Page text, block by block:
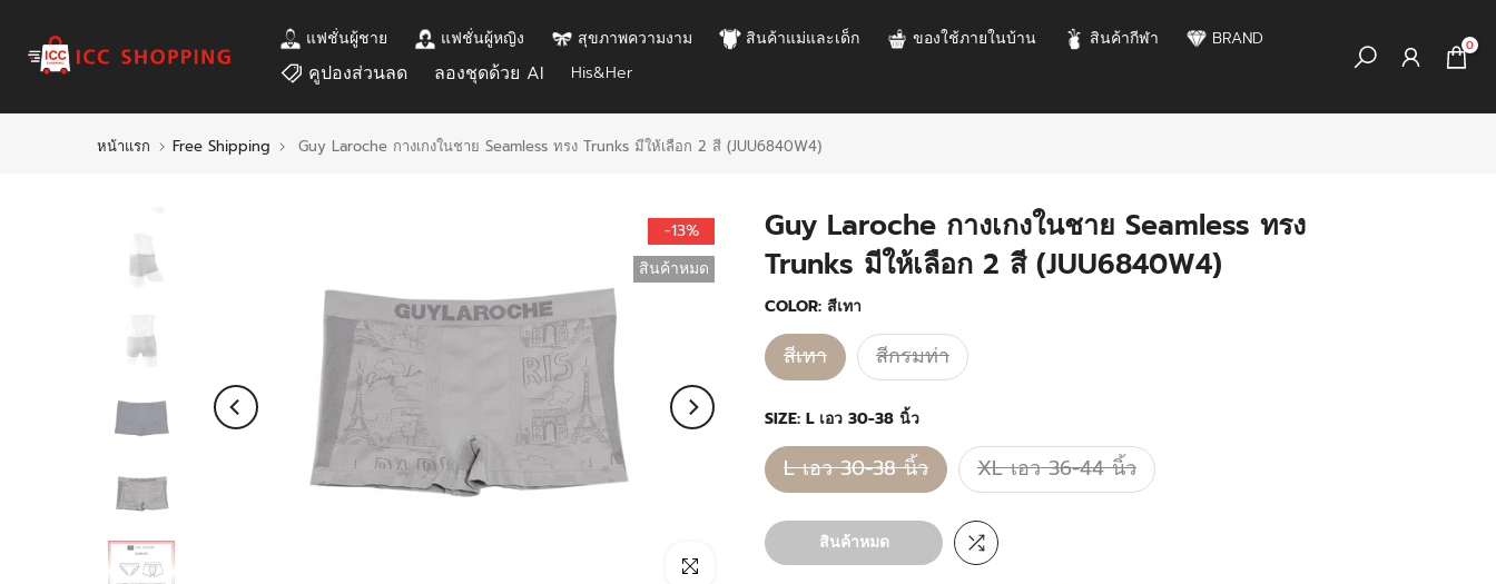
ไป
เนื้อหา
แฟชั่นผู้ชาย แฟชั่นผู้หญิง สุขภาพความงาม สินค้าแม่และเด็ก ของใช้ภายในบ้าน สินค้ากีฬา BRAND
คูปองส่วนลด ลองชุดด้วย AI His&Her
0
หน้าแรก Free Shipping Guy Laroche กางเกงในชาย Seamless ทรง Trunks มีให้เลือก 2 สี (JUU6840W4)
-13%
สินค้าหมด
คลิกเพื่อขยาย
Guy Laroche กางเกงในชาย Seamless ทรง
Trunks มีให้เลือก 2 สี (JUU6840W4)
COLOR: สีเทา
สีเทา สีกรมท่า
SIZE: L เอว 30-38 นิ้ว
L เอว 30-38 นิ้ว XL เอว 36-44 นิ้ว
สินค้าหมด